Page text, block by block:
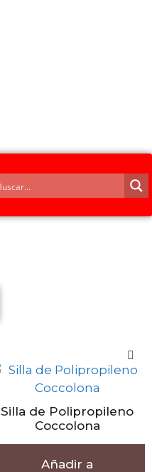
Silla de Polipropileno
Coccolona
Añadir a